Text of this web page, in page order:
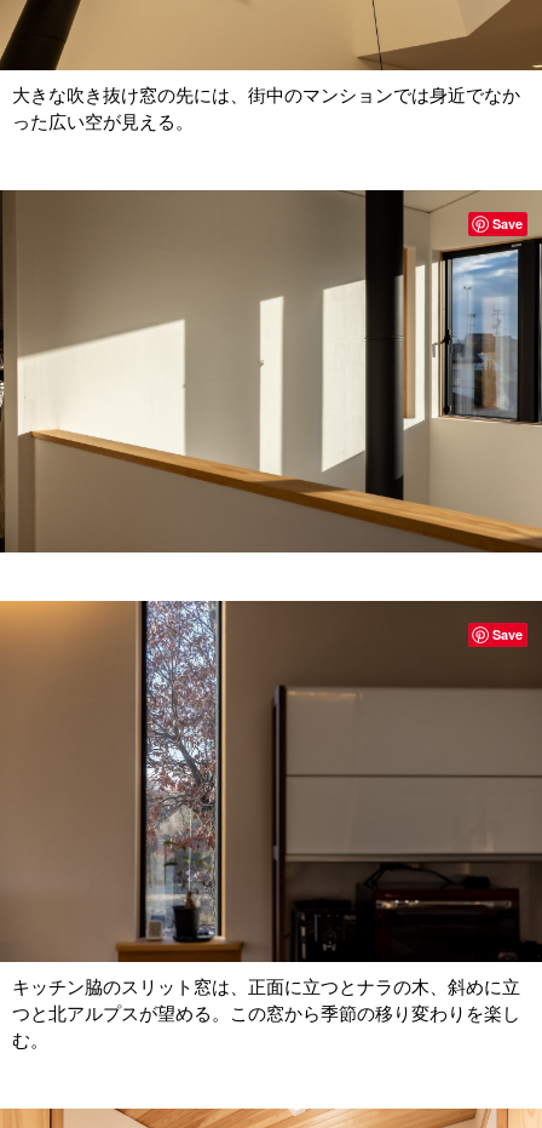
大きな吹き抜け窓の先には、街中のマンションでは身近でなか
った広い空が見える。
Save
キッチン脇のスリット窓は、正面に立つとナラの木、斜めに立
つと北アルプスが望める。この窓から季節の移り変わりを楽し
む。
Save